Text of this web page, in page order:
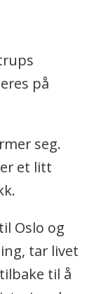
på
seg.
et litt
Oslo og
tar livet
til å